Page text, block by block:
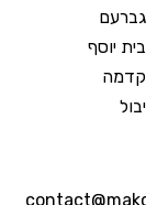
יוסף